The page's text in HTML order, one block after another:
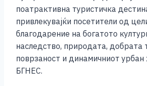
c
e
b
o
o
ss
e
n
g
er
tt
er
at
s
A
p
p
поатрактивна туристичка
привлекувајќи посетители од
благодарение на богатото
наследство, природата, добрата
поврзаност и динамичниот урбан
БГНЕС.